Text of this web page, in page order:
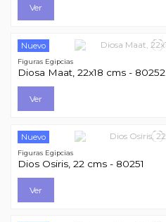
Ver
Nuevo
Figuras Egipcias
Diosa Maat, 22x18 cms - 80252
Ver
Nuevo
Figuras Egipcias
Dios Osiris, 22 cms - 80251
Ver